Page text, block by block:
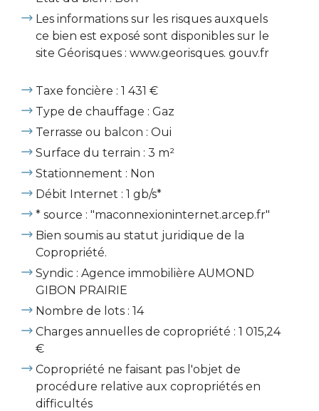
Les informations sur les risques auxquels
ce bien est exposé sont disponibles sur le
site Géorisques : www.georisques. gouv.fr
Taxe foncière : 1 431 €
Type de chauffage : Gaz
Terrasse ou balcon : Oui
Surface du terrain : 3 m²
Stationnement : Non
Débit Internet : 1 gb/s*
* source : "maconnexioninternet.arcep.fr"
Bien soumis au statut juridique de la
Copropriété.
Syndic : Agence immobilière AUMOND
GIBON PRAIRIE
Nombre de lots : 14
Charges annuelles de copropriété : 1 015,24
€
Copropriété ne faisant pas l'objet de
procédure relative aux copropriétés en
difficultés